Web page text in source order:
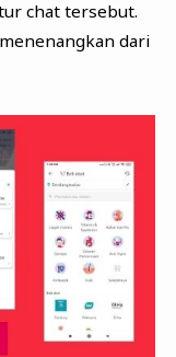
chat tersebut.
dari